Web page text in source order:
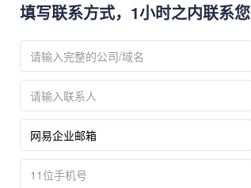
填写联系方式，1小时之内联系您